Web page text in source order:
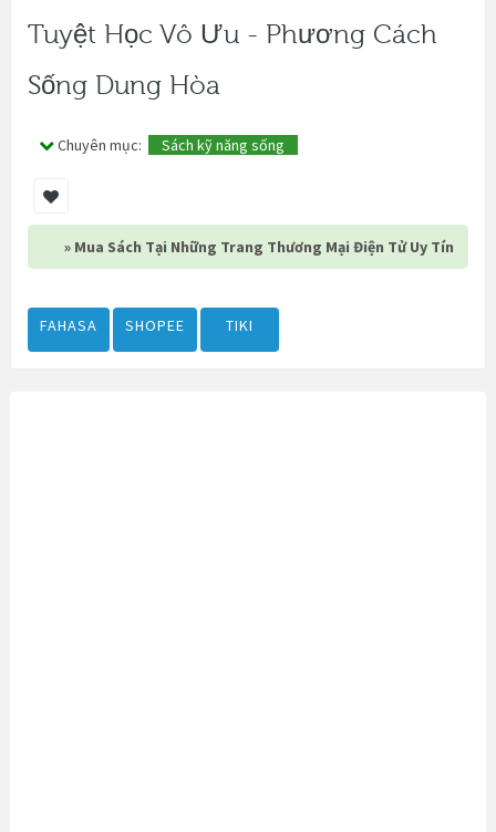
Tuyệt Học Vô Ưu - Phương Cách
Sống Dung Hòa
Chuyên mục: Sách kỹ năng sống
» Mua Sách Tại Những Trang Thương Mại Điện Tử Uy Tín
FAHASA SHOPEE TIKI